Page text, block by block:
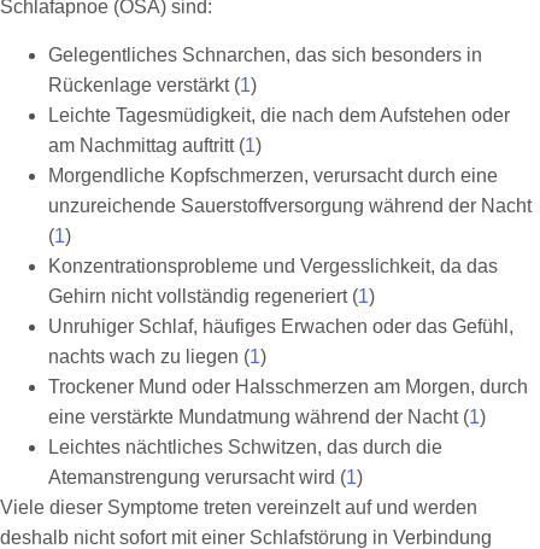
Schlafapnoe (OSA) sind:
Gelegentliches Schnarchen, das sich besonders in
Rückenlage verstärkt (1)
Leichte Tagesmüdigkeit, die nach dem Aufstehen oder
am Nachmittag auftritt (1)
Morgendliche Kopfschmerzen, verursacht durch eine
unzureichende Sauerstoffversorgung während der Nacht
(1)
Konzentrationsprobleme und Vergesslichkeit, da das
Gehirn nicht vollständig regeneriert (1)
Unruhiger Schlaf, häufiges Erwachen oder das Gefühl,
nachts wach zu liegen (1)
Trockener Mund oder Halsschmerzen am Morgen, durch
eine verstärkte Mundatmung während der Nacht (1)
Leichtes nächtliches Schwitzen, das durch die
Atemanstrengung verursacht wird (1)
Viele dieser Symptome treten vereinzelt auf und werden
deshalb nicht sofort mit einer Schlafstörung in Verbindung